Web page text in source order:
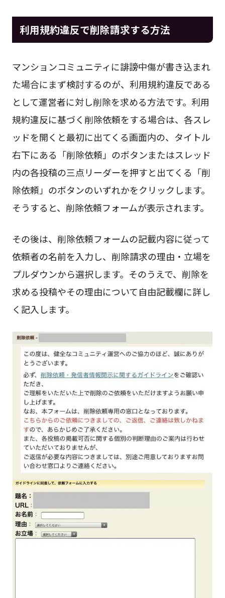
利用規約違反で削除請求する方法
マンションコミュニティに誹謗中傷が書き込まれ
た場合にまず検討するのが、利用規約違反である
として運営者に対し削除を求める方法です。利用
規約違反に基づく削除依頼をする場合は、各スレ
ッドを開くと最初に出てくる画面内の、タイトル
右下にある「削除依頼」のボタンまたはスレッド
内の各投稿の三点リーダーを押すと出てくる「削
除依頼」のボタンのいずれかをクリックします。
そうすると、削除依頼フォームが表示されます。
その後は、削除依頼フォームの記載内容に従って
依頼者の名前を入力し、削除請求の理由・立場を
プルダウンから選択します。そのうえで、削除を
求める投稿やその理由について自由記載欄に詳し
く記入します。